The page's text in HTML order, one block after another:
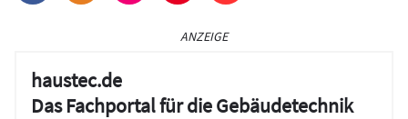
ANZEIGE
haustec.de
Das Fachportal für die Gebäudetechnik